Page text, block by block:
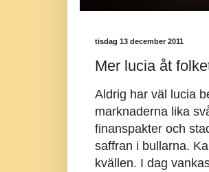
tisdag 13 december 2011
Mer lucia åt
Aldrig har väl lucia
marknaderna lika
finanspakter och
saffran i bullarna.
kvällen. I dag